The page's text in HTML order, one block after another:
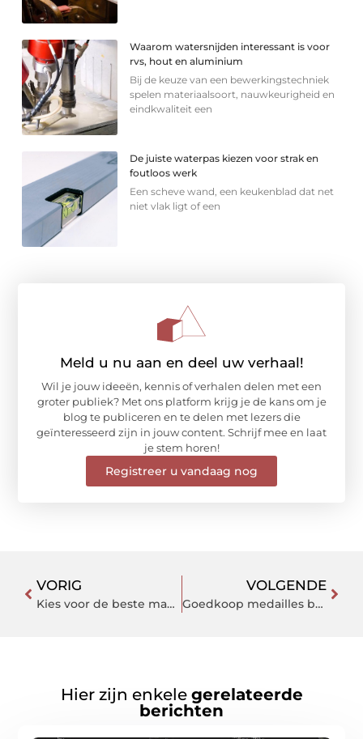
Waarom watersnijden interessant is voor
rvs, hout en aluminium
Bij de keuze van een bewerkingstechniek
spelen materiaalsoort, nauwkeurigheid en
eindkwaliteit een
De juiste waterpas kiezen voor strak en
foutloos werk
Een scheve wand, een keukenblad dat net
niet vlak ligt of een
Meld u nu aan en deel uw verhaal!
Wil je jouw ideeën, kennis of verhalen delen met een
groter publiek? Met ons platform krijg je de kans om je
blog te publiceren en te delen met lezers die
geïnteresseerd zijn in jouw content. Schrijf mee en laat
je stem horen!
Registreer u vandaag nog
VORIG
Kies voor de beste makelaar Zwolle en doe met een goed gevoel zaken
VOLGENDE
Goedkoop medailles bestellen is een aanrader
Hier zijn enkele gerelateerde
berichten